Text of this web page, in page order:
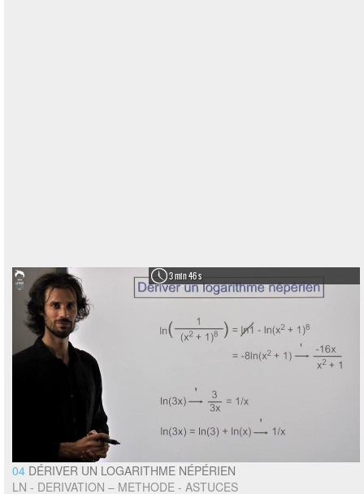
3 min 46 s
04 DÉRIVER UN LOGARITHME NÉPÉRIEN
LN - DERIVATION – METHODE - ASTUCES